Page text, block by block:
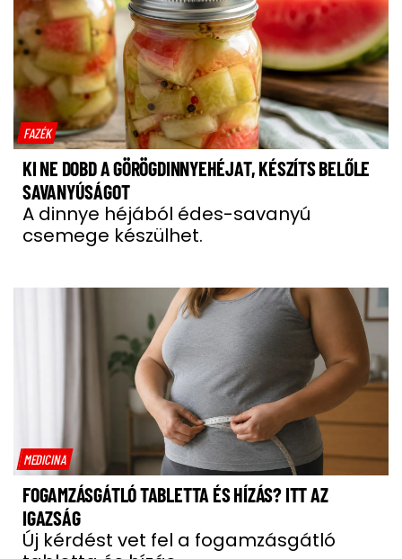
FAZÉK
KI NE DOBD A GÖRÖGDINNYEHÉJAT, KÉSZÍTS BELŐLE
SAVANYÚSÁGOT
A dinnye héjából édes-savanyú
csemege készülhet.
MEDICINA
FOGAMZÁSGÁTLÓ TABLETTA ÉS HÍZÁS? ITT AZ
IGAZSÁG
Új kérdést vet fel a fogamzásgátló